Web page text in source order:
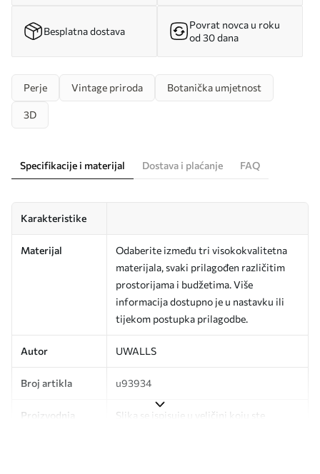
Besplatna dostava
Povrat novca u roku
od 30 dana
Perje Vintage priroda Botanička umjetnost
3D
Specifikacije i materijal Dostava i plaćanje FAQ
Karakteristike
Materijal
Odaberite između tri visokokvalitetna
materijala, svaki prilagođen različitim
prostorijama i budžetima. Više
informacija dostupno je u nastavku ili
tijekom postupka prilagodbe.
Autor UWALLS
Broj artikla u93934
Proizvodnja
Slika se ispisuje u veličini koju ste